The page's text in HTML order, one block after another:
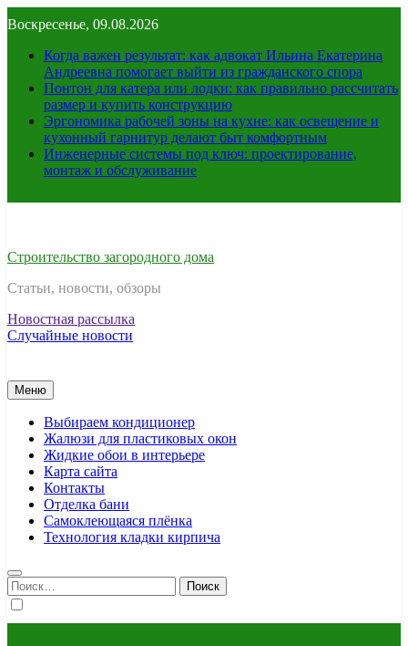
к
содержимому
Воскресенье, 09.08.2026
Когда важен результат: как адвокат Ильина Екатерина
Андреевна помогает выйти из гражданского спора
Понтон для катера или лодки: как правильно рассчитать
размер и купить конструкцию
Эргономика рабочей зоны на кухне: как освещение и
кухонный гарнитур делают быт комфортным
Инженерные системы под ключ: проектирование,
монтаж и обслуживание
Строительство загородного дома
Статьи, новости, обзоры
Новостная рассылка
Случайные новости
Меню
Выбираем кондиционер
Жалюзи для пластиковых окон
Жидкие обои в интерьере
Карта сайта
Контакты
Отделка бани
Самоклеющаяся плёнка
Технология кладки кирпича
Найти: